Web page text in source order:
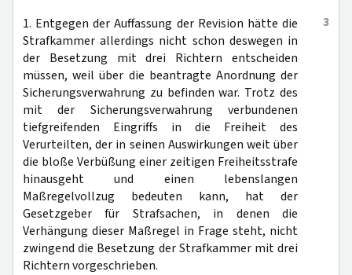
3
1. Entgegen der Auffassung der Revision hätte die
Strafkammer allerdings nicht schon deswegen in
der Besetzung mit drei Richtern entscheiden
müssen, weil über die beantragte Anordnung der
Sicherungsverwahrung zu befinden war. Trotz des
mit der Sicherungsverwahrung verbundenen
tiefgreifenden Eingriffs in die Freiheit des
Verurteilten, der in seinen Auswirkungen weit über
die bloße Verbüßung einer zeitigen Freiheitsstrafe
hinausgeht und einen lebenslangen
Maßregelvollzug bedeuten kann, hat der
Gesetzgeber für Strafsachen, in denen die
Verhängung dieser Maßregel in Frage steht, nicht
zwingend die Besetzung der Strafkammer mit drei
Richtern vorgeschrieben.